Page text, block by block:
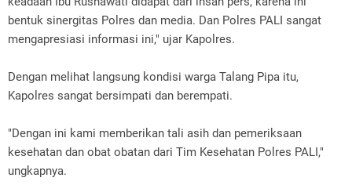
bentuk sinergitas Polres dan media. Dan Polres PALI sangat
mengapresiasi informasi ini," ujar Kapolres.
Dengan melihat langsung kondisi warga Talang Pipa itu,
Kapolres sangat bersimpati dan berempati.
"Dengan ini kami memberikan tali asih dan pemeriksaan
kesehatan dan obat obatan dari Tim Kesehatan Polres PALI,"
ungkapnya.